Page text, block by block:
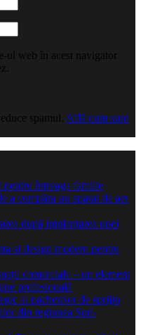
ul web în acest navigator
spamul. Află cum sunt
pentru întreaga familie
a cumpăra un aparat de aer
după implantarea unei
si design modern pentru
comerciale – un element
profesională
al pachetelor de sprijin
din regiunea Sud-